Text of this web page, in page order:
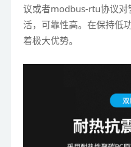
议或者modbus-rtu协议对
活，可靠性高。在保持低
着极大优势。